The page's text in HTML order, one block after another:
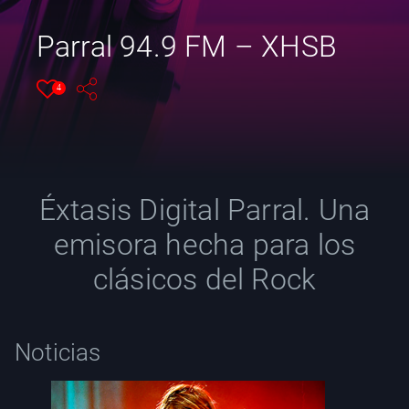
YT
Parral 94.9 FM – XHSB
4
Éxtasis Digital Parral. Una
emisora hecha para los
clásicos del Rock
Noticias